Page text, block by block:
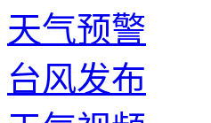
天气预警
台风发布